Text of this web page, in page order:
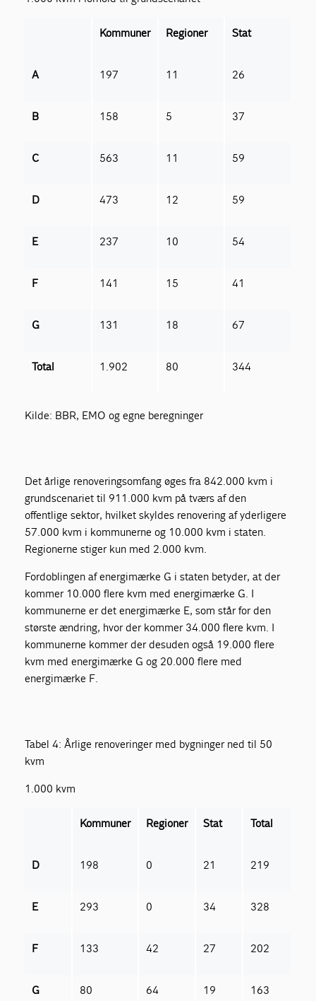
Kommuner Regioner Stat
A 197 11 26
B 158 5 37
C 563 11 59
D 473 12 59
E 237 10 54
F 141 15 41
G 131 18 67
Total 1.902 80 344
Kilde: BBR, EMO og egne beregninger
Det årlige renoveringsomfang øges fra 842.000 kvm i
grundscenariet til 911.000 kvm på tværs af den
offentlige sektor, hvilket skyldes renovering af yderligere
57.000 kvm i kommunerne og 10.000 kvm i staten.
Regionerne stiger kun med 2.000 kvm.
Fordoblingen af energimærke G i staten betyder, at der
kommer 10.000 flere kvm med energimærke G. I
kommunerne er det energimærke E, som står for den
største ændring, hvor der kommer 34.000 flere kvm. I
kommunerne kommer der desuden også 19.000 flere
kvm med energimærke G og 20.000 flere med
energimærke F.
Tabel 4: Årlige renoveringer med bygninger ned til 50
kvm
1.000 kvm
Kommuner Regioner Stat Total
D 198 0 21 219
E 293 0 34 328
F 133 42 27 202
G 80 64 19 163